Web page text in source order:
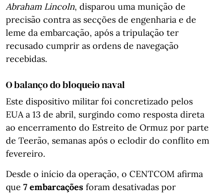
Abraham Lincoln, disparou uma munição de
precisão contra as secções de engenharia e de
leme da embarcação, após a tripulação ter
recusado cumprir as ordens de navegação
recebidas.
O balanço do bloqueio naval
Este dispositivo militar foi concretizado pelos
EUA a 13 de abril, surgindo como resposta direta
ao encerramento do Estreito de Ormuz por parte
de Teerão, semanas após o eclodir do conflito em
fevereiro.
Desde o início da operação, o CENTCOM afirma
que 7 embarcações foram desativadas por